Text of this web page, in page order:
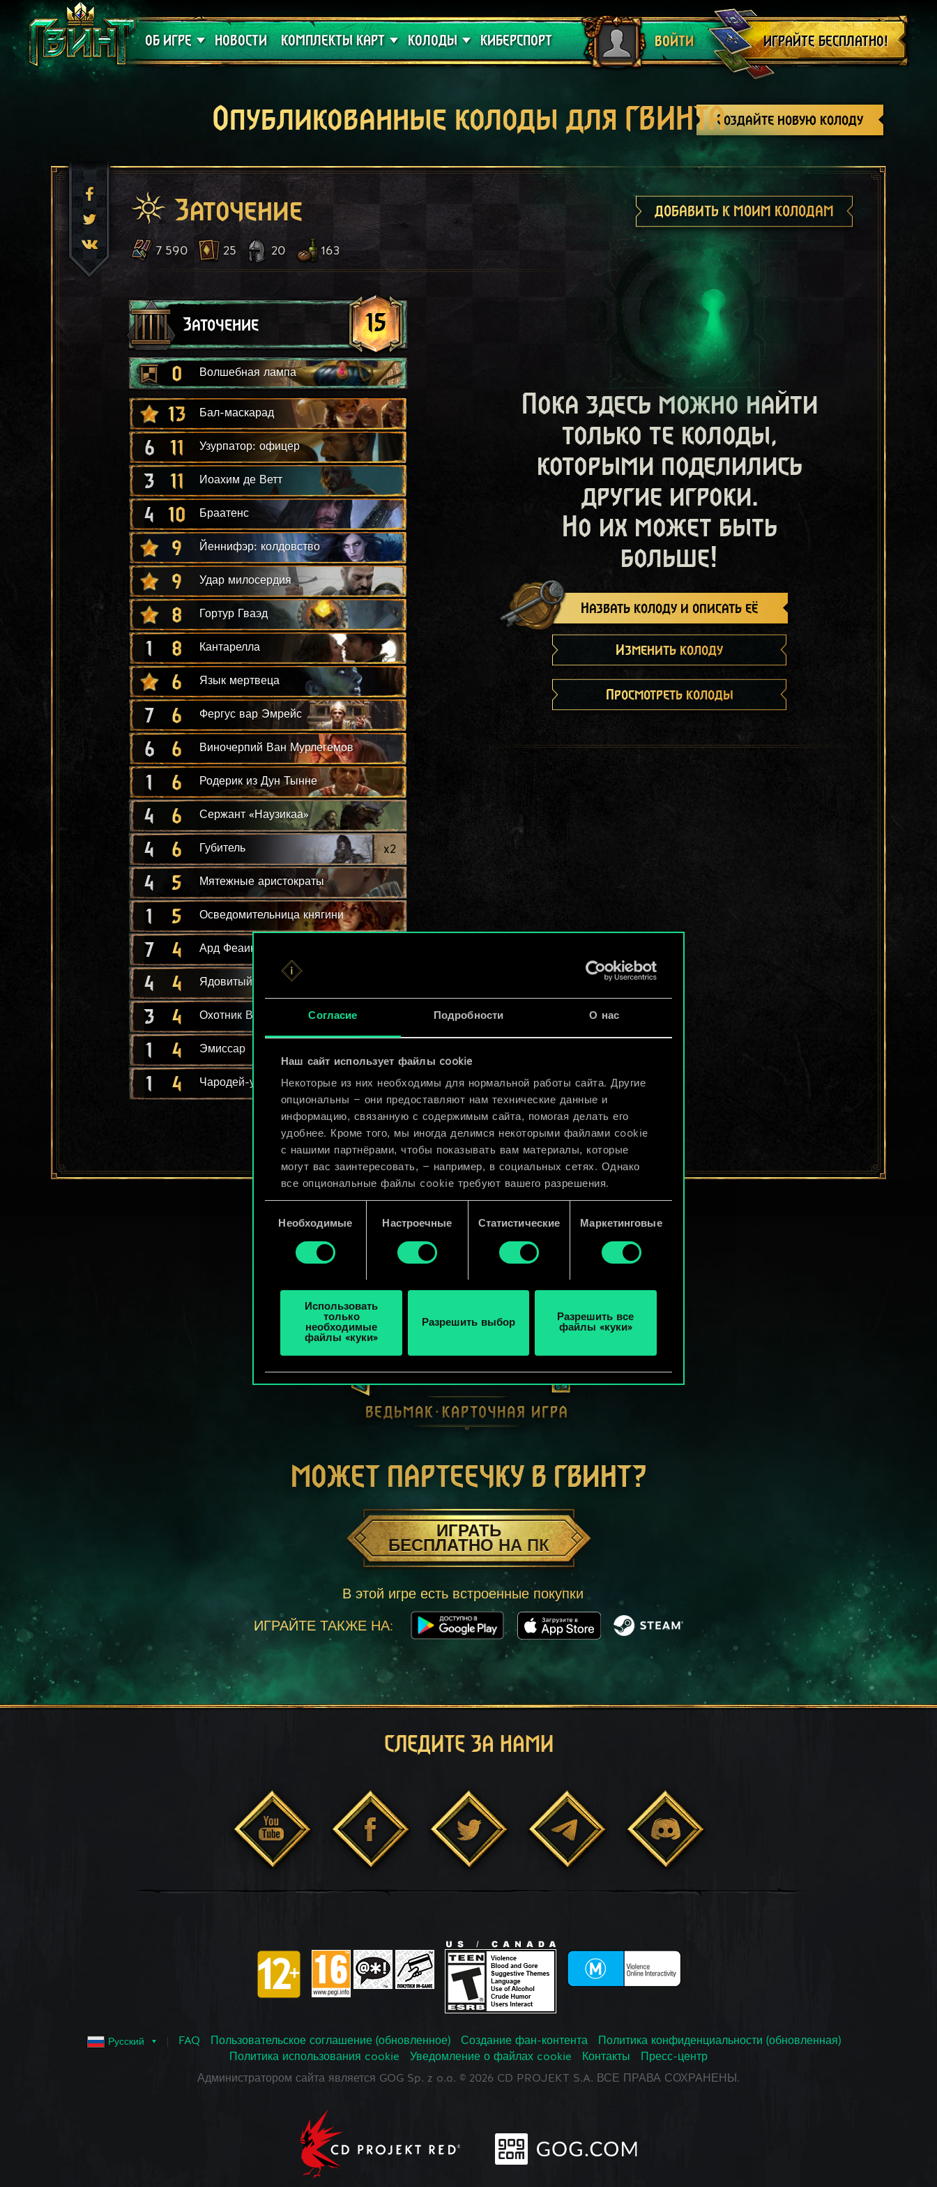
Согласие Подробности О нас
Наш сайт использует файлы cookie
Некоторые из них необходимы для нормальной работы сайта. Другие
опциональны — они предоставляют нам технические данные и
информацию, связанную с содержимым сайта, помогая делать его
удобнее. Кроме того, мы иногда делимся некоторыми файлами cookie
с нашими партнёрами, чтобы показывать вам материалы, которые
могут вас заинтересовать, — например, в социальных сетях. Однако
все опциональные файлы cookie требуют вашего разрешения.
Найти подробную информацию о том, как мы используем ваши файлы
«Настройки» ниже.
согласия
Необходимые Настроечные Статистические Маркетинговые
Использовать
только
необходимые
файлы «куки»
Разрешить выбор
Разрешить все
файлы «куки»
ОБ ИГРЕ
Поддержка
НОВОСТИ КОМПЛЕКТЫ КАРТ
Алое проклятие
КОЛОДЫ
Гайды
КИБЕРСПОРТ ВОЙТИ
Выйти
ИГРАЙТЕ БЕСПЛАТНО!
Создайте новую колоду
Опубликованные колоды для ГВИНТА
Заточение ДОБАВИТЬ К МОИМ КОЛОДАМ
7 590 25 20 163
Заточение 15
0 Волшебная лампа
13 Бал-маскарад
6 11 Узурпатор: офицер
3 11 Иоахим де Ветт
4 10 Браатенс
9 Йеннифэр: колдовство
9 Удар милосердия
8 Гортур Гваэд
1 8 Кантарелла
6 Язык мертвеца
7 6 Фергус вар Эмрейс
6 6 Виночерпий Ван Мурлегемов
1 6 Родерик из Дун Тынне
4 6 Сержант «Наузикаа»
4 6 Губитель x2
4 5 Мятежные аристократы
1 5 Осведомительница княгини
7 4 Ард Феаинн: черепаха
4 4 Ядовитый клык Империи
3 4 Охотник Ван Мурлегемов
1 4 Эмиссар
1 4 Чародей-убийца x2
Пока здесь можно найти
только те колоды,
которыми поделились
другие игроки.
Но их может быть
больше!
Назвать колоду и описать её
Изменить колоду
Просмотреть колоды
МОЖЕТ ПАРТЕЕЧКУ В ГВИНТ?
ИГРАТЬ
БЕСПЛАТНО НА ПК
В этой игре есть встроенные покупки
ИГРАЙТЕ ТАКЖЕ НА:
СЛЕДИТЕ ЗА НАМИ
Русский FAQ Пользовательское соглашение (обновленное) Создание фан-контента
Политика конфиденциальности (обновленная)
Политика использования cookie
Уведомление о файлах cookie Контакты
Пресс-центр
Администратором сайта является GOG Sp. z o.o. © 2026 CD PROJEKT S.A. ВСЕ ПРАВА СОХРАНЕНЫ.